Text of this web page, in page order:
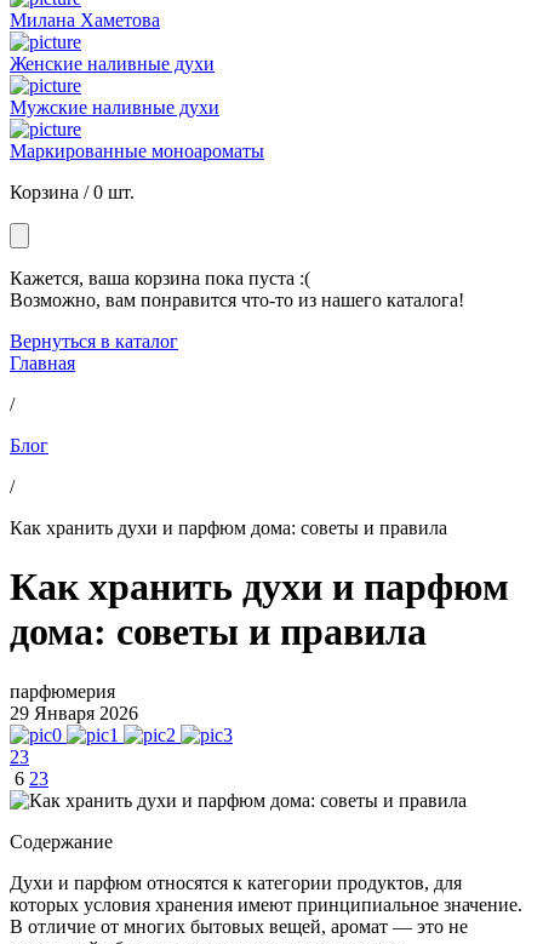
Милана Хаметова
Женские наливные духи
Мужские наливные духи
Маркированные моноароматы
Корзина /0 шт.
Кажется, ваша корзина пока пуста :(
Возможно, вам понравится что-то из нашего каталога!
Вернуться в каталог
Главная
/
Блог
/
Как хранить духи и парфюм дома: советы и правила
Как хранить духи и парфюм
дома: советы и правила
парфюмерия
29 Января 2026
23
6 23
Содержание
Духи и парфюм относятся к категории продуктов, для
которых условия хранения имеют принципиальное значение.
В отличие от многих бытовых вещей, аромат — это не